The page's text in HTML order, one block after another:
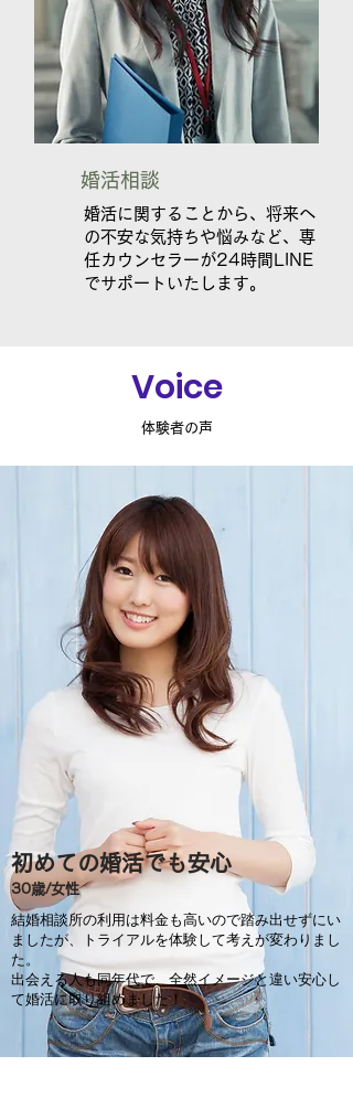
​婚活相談
​婚活に関することから、将来へ
の不安な気持ちや悩みなど、専
任カウンセラーが24時間LINE
でサポートいたします。
​Voice
​体験者の声
​初めての婚活でも安心
​30歳/​女性
結婚相談所の利用は料金も高いので踏み出せずにい
ましたが、トライアルを体験して考えが変わりまし
た。
​出会える人も同年代で、全然イメージと違い安心し
て婚活に取り組めました！